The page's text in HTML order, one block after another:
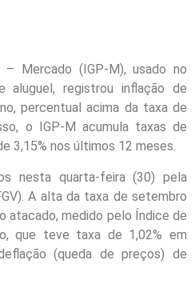
Mercado (IGP-M), usado no
aluguel, registrou inflação de
percentual acima da taxa de
o IGP-M acumula taxas de
3,15% nos últimos 12 meses.
nesta quarta-feira (30) pela
A alta da taxa de setembro
atacado, medido pelo Índice de
que teve taxa de 1,02% em
(queda de preços) de